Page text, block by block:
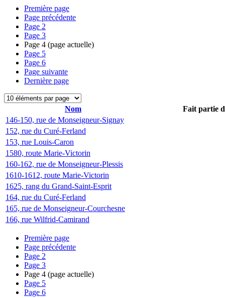
Première page
Page précédente
Page 2
Page 3
Page 4 (page actuelle)
Page 5
Page 6
Page suivante
Dernière page
Nom
Fait partie
146-150, rue de Monseigneur-Signay
152, rue du Curé-Ferland
153, rue Louis-Caron
1580, route Marie-Victorin
160-162, rue de Monseigneur-Plessis
1610-1612, route Marie-Victorin
1625, rang du Grand-Saint-Esprit
164, rue du Curé-Ferland
165, rue de Monseigneur-Courchesne
166, rue Wilfrid-Camirand
Première page
Page précédente
Page 2
Page 3
Page 4 (page actuelle)
Page 5
Page 6